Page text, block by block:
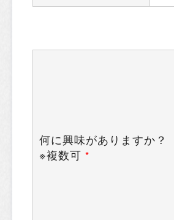
何に興味がありますか？
※複数可 *